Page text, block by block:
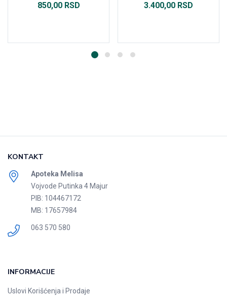
850,00 RSD 3.400,00 RSD
KONTAKT
Apoteka Melisa
Vojvode Putinka 4 Majur
PIB: 104467172
MB: 17657984
063 570 580
INFORMACIJE
Uslovi Korišćenja i Prodaje